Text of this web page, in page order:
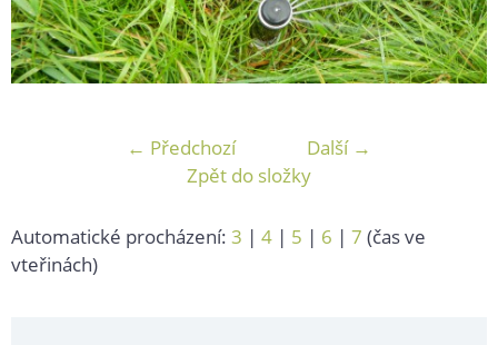
← Předchozí
Další →
Zpět do složky
Automatické procházení: 3 | 4 | 5 | 6 | 7 (čas ve
vteřinách)